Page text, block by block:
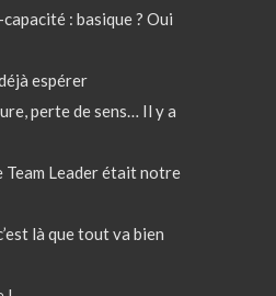
: basique ? Oui
espérer
perte de sens… Il y a
Team Leader était notre
là que tout va bien